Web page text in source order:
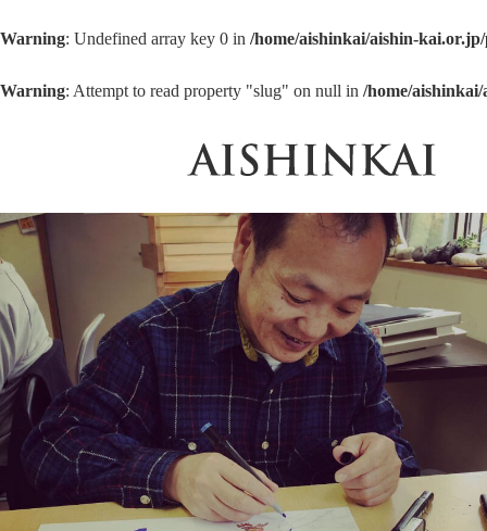
Warning: Undefined array key 0 in /home/aishinkai/aishin-
Warning: Attempt to read property "slug" on null in /home/